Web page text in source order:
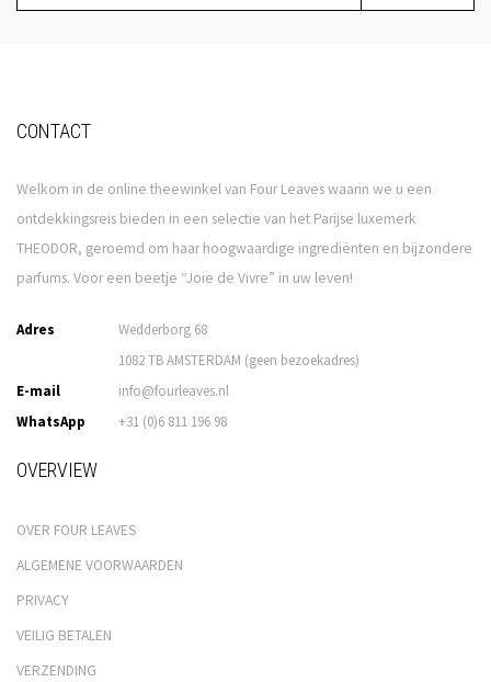
CONTACT
Welkom in de online theewinkel van Four Leaves waarin we u een
ontdekkingsreis bieden in een selectie van het Parijse luxemerk
THEODOR, geroemd om haar hoogwaardige ingrediënten en bijzondere
parfums. Voor een beetje “Joie de Vivre” in uw leven!
Adres
Wedderborg 68
1082 TB AMSTERDAM (geen bezoekadres)
E-mail
info@fourleaves.nl
WhatsApp
+31 (0)6 811 196 98
OVERVIEW
OVER FOUR LEAVES
ALGEMENE VOORWAARDEN
PRIVACY
VEILIG BETALEN
VERZENDING